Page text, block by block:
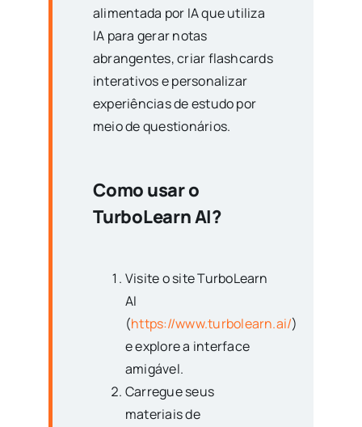
alimentada por IA que utiliza
IA para gerar notas
abrangentes, criar flashcards
interativos e personalizar
experiências de estudo por
meio de questionários.
Como usar o
TurboLearn AI?
Visite o site TurboLearn
AI
(https://www.turbolearn.ai/)
e explore a interface
amigável.
Carregue seus
materiais de